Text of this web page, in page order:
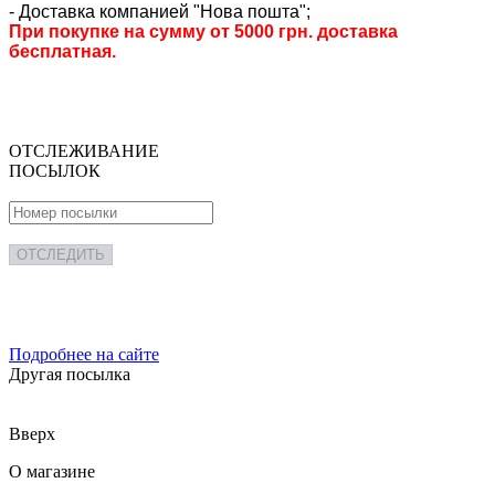
- Доставка компанией "Нова пошта";
При покупке на сумму от 5000 грн. доставка
бесплатная.
ОТСЛЕЖИВАНИЕ
ПОСЫЛОК
ОТСЛЕДИТЬ
Подробнее на сайте
Другая посылка
Вверх
О магазине